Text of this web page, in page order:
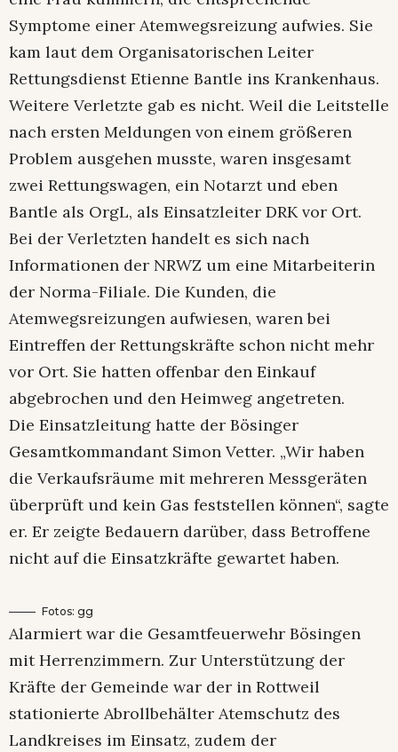
Symptome einer Atemwegsreizung aufwies. Sie
kam laut dem Organisatorischen Leiter
Rettungsdienst Etienne Bantle ins Krankenhaus.
Weitere Verletzte gab es nicht. Weil die Leitstelle
nach ersten Meldungen von einem größeren
Problem ausgehen musste, waren insgesamt
zwei Rettungswagen, ein Notarzt und eben
Bantle als OrgL, als Einsatzleiter DRK vor Ort.
Bei der Verletzten handelt es sich nach
Informationen der NRWZ um eine Mitarbeiterin
der Norma-Filiale. Die Kunden, die
Atemwegsreizungen aufwiesen, waren bei
Eintreffen der Rettungskräfte schon nicht mehr
vor Ort. Sie hatten offenbar den Einkauf
abgebrochen und den Heimweg angetreten.
Die Einsatzleitung hatte der Bösinger
Gesamtkommandant Simon Vetter. „Wir haben
die Verkaufsräume mit mehreren Messgeräten
überprüft und kein Gas feststellen können“, sagte
er. Er zeigte Bedauern darüber, dass Betroffene
nicht auf die Einsatzkräfte gewartet haben.
Fotos: gg
Alarmiert war die Gesamtfeuerwehr Bösingen
mit Herrenzimmern. Zur Unterstützung der
Kräfte der Gemeinde war der in Rottweil
stationierte Abrollbehälter Atemschutz des
Landkreises im Einsatz, zudem der